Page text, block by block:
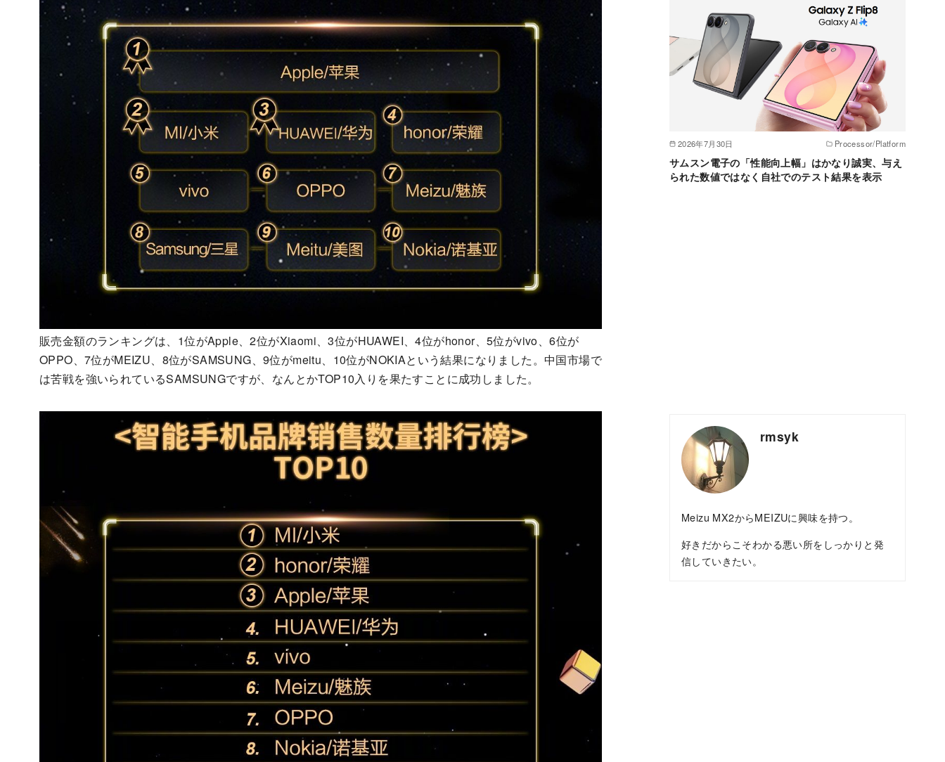
販売金額のランキングは、1位がApple、2位がXiaomi、3位がHUAWEI、4位がhonor、5位がvivo、6位が
OPPO、7位がMEIZU、8位がSAMSUNG、9位がmeitu、10位がNOKIAという結果になりました。中国市場で
は苦戦を強いられているSAMSUNGですが、なんとかTOP10入りを果たすことに成功しました。
2026年7月30日 Processor/Platform
サムスン電子の「性能向上幅」はかなり誠実、与え
られた数値ではなく自社でのテスト結果を表示
rmsyk
Meizu MX2からMEIZUに興味を持つ。
好きだからこそわかる悪い所をしっかりと発
信していきたい。